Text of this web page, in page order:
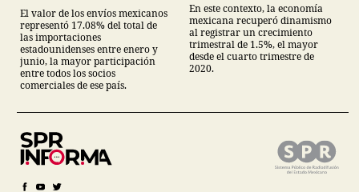
El valor de los envíos mexicanos
representó 17.08% del total de
las importaciones
estadounidenses entre enero y
junio, la mayor participación
entre todos los socios
comerciales de ese país.
En este contexto, la economía
mexicana recuperó dinamismo
al registrar un crecimiento
trimestral de 1.5%, el mayor
desde el cuarto trimestre de
2020.